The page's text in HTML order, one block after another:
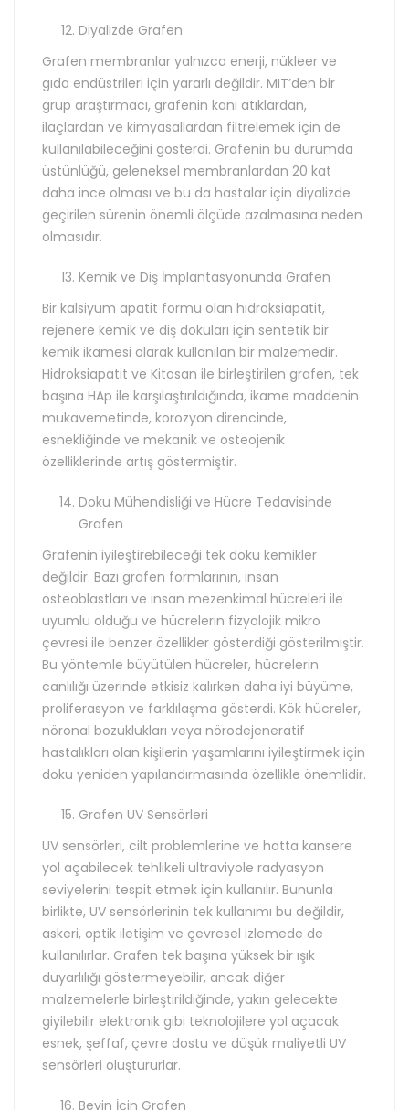
Diyalizde Grafen
Grafen membranlar yalnızca enerji, nükleer ve
gıda endüstrileri için yararlı değildir. MIT’den bir
grup araştırmacı, grafenin kanı atıklardan,
ilaçlardan ve kimyasallardan filtrelemek için de
kullanılabileceğini gösterdi. Grafenin bu durumda
üstünlüğü, geleneksel membranlardan 20 kat
daha ince olması ve bu da hastalar için diyalizde
geçirilen sürenin önemli ölçüde azalmasına neden
olmasıdır.
Kemik ve Diş İmplantasyonunda Grafen
Bir kalsiyum apatit formu olan hidroksiapatit,
rejenere kemik ve diş dokuları için sentetik bir
kemik ikamesi olarak kullanılan bir malzemedir.
Hidroksiapatit ve Kitosan ile birleştirilen grafen, tek
başına HAp ile karşılaştırıldığında, ikame maddenin
mukavemetinde, korozyon direncinde,
esnekliğinde ve mekanik ve osteojenik
özelliklerinde artış göstermiştir.
Doku Mühendisliği ve Hücre Tedavisinde
Grafen
Grafenin iyileştirebileceği tek doku kemikler
değildir. Bazı grafen formlarının, insan
osteoblastları ve insan mezenkimal hücreleri ile
uyumlu olduğu ve hücrelerin fizyolojik mikro
çevresi ile benzer özellikler gösterdiği gösterilmiştir.
Bu yöntemle büyütülen hücreler, hücrelerin
canlılığı üzerinde etkisiz kalırken daha iyi büyüme,
proliferasyon ve farklılaşma gösterdi. Kök hücreler,
nöronal bozuklukları veya nörodejeneratif
hastalıkları olan kişilerin yaşamlarını iyileştirmek için
doku yeniden yapılandırmasında özellikle önemlidir.
Grafen UV Sensörleri
UV sensörleri, cilt problemlerine ve hatta kansere
yol açabilecek tehlikeli ultraviyole radyasyon
seviyelerini tespit etmek için kullanılır. Bununla
birlikte, UV sensörlerinin tek kullanımı bu değildir,
askeri, optik iletişim ve çevresel izlemede de
kullanılırlar. Grafen tek başına yüksek bir ışık
duyarlılığı göstermeyebilir, ancak diğer
malzemelerle birleştirildiğinde, yakın gelecekte
giyilebilir elektronik gibi teknolojilere yol açacak
esnek, şeffaf, çevre dostu ve düşük maliyetli UV
sensörleri oluştururlar.
Beyin İçin Grafen